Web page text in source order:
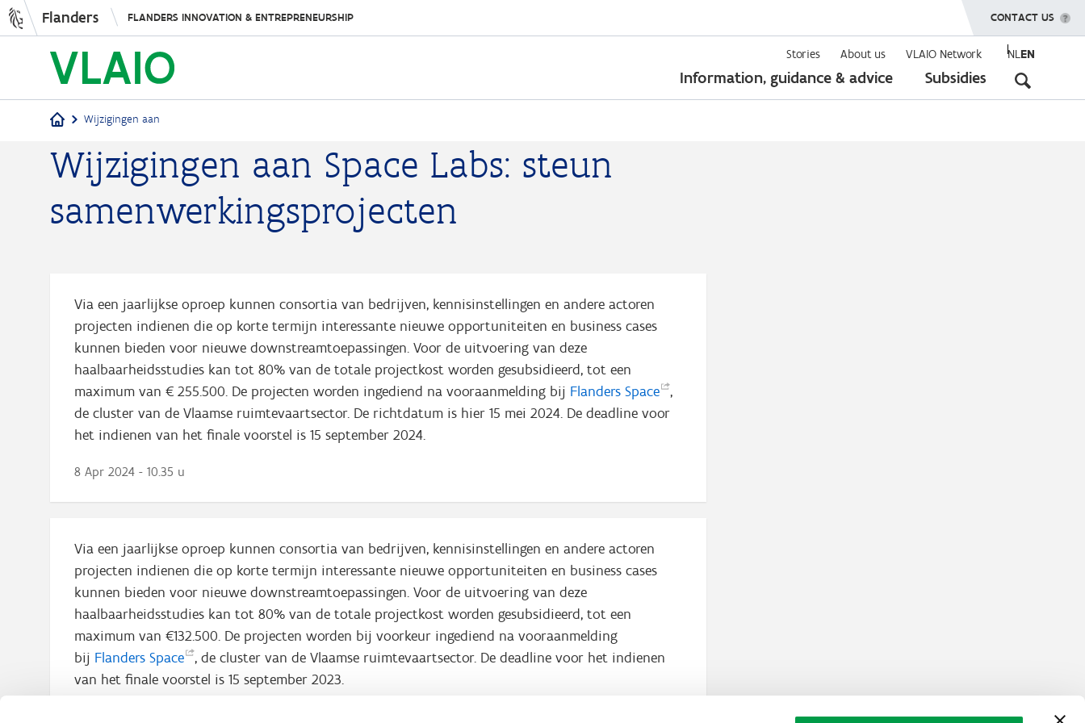
Skip
content
Flanders FLANDERS INNOVATION & ENTREPRENEURSHIP SHOW MENU
CONTACT US
Stories About us VLAIO Network NLEN
Information, guidance & advice Subsidies
Breadcrumb
Wijzigingen aan
Wijzigingen aan Space Labs: steun
samenwerkingsprojecten
Via een jaarlijkse oproep kunnen consortia van bedrijven, kennisinstellingen en andere actoren
projecten indienen die op korte termijn interessante nieuwe opportuniteiten en business cases
kunnen bieden voor nieuwe downstreamtoepassingen. Voor de uitvoering van deze
haalbaarheidsstudies kan tot 80% van de totale projectkost worden gesubsidieerd, tot een
maximum van € 255.500. De projecten worden ingediend na vooraanmelding bij Flanders Space
,
de cluster van de Vlaamse ruimtevaartsector. De richtdatum is hier 15 mei 2024. De deadline voor
het indienen van het finale voorstel is 15 september 2024.
8 Apr 2024 - 10.35 u
Via een jaarlijkse oproep kunnen consortia van bedrijven, kennisinstellingen en andere actoren
projecten indienen die op korte termijn interessante nieuwe opportuniteiten en business cases
kunnen bieden voor nieuwe downstreamtoepassingen. Voor de uitvoering van deze
haalbaarheidsstudies kan tot 80% van de totale projectkost worden gesubsidieerd, tot een
maximum van €132.500. De projecten worden bij voorkeur ingediend na vooraanmelding
bij Flanders Space
, de cluster van de Vlaamse ruimtevaartsector. De deadline voor het indienen
van het finale voorstel is 15 september 2023.